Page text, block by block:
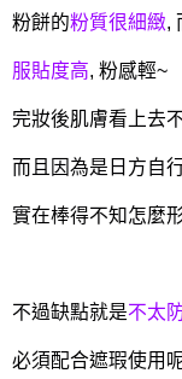
粉餅的粉質很細緻,
服貼度高, 粉感輕~
完妝後肌膚看上去
而且因為是日方自
實在棒得不知怎麼
不過缺點就是不太
必須配合遮瑕使用